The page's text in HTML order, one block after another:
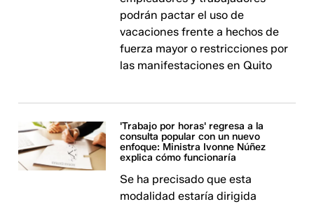
podrán pactar el uso de
vacaciones frente a hechos de
fuerza mayor o restricciones por
las manifestaciones en Quito
'Trabajo por horas' regresa a la
consulta popular con un nuevo
enfoque: Ministra Ivonne Núñez
explica cómo funcionaría
Se ha precisado que esta
modalidad estaría dirigida